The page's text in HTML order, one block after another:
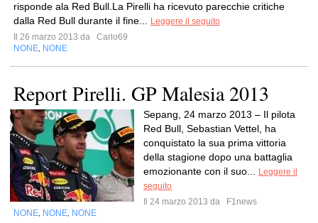
risponde ala Red Bull.La Pirelli ha ricevuto parecchie critiche
dalla Red Bull durante il fine...
Leggere il seguito
Il 26 marzo 2013 da
Carlo69
NONE NONE
Report Pirelli. GP Malesia 2013
Sepang, 24 marzo 2013 – Il pilota
Red Bull, Sebastian Vettel, ha
conquistato la sua prima vittoria
della stagione dopo una battaglia
emozionante con il suo...
Leggere il
seguito
Il 24 marzo 2013 da
F1news
NONE NONE NONE